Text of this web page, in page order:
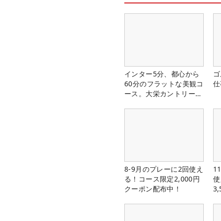
インター5分、都心から
60分のフラットな美観コ
ース。大栄カントリー俱
8-9月のプレーに2回使え
る！コース限定2,000円
クーポン配布中！